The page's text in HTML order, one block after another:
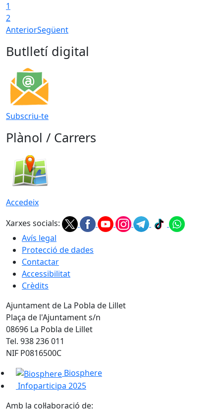
1
2
AnteriorSegüent
Butlletí digital
Subscriu-te
Plànol / Carrers
Accedeix
Xarxes socials:
Avís legal
Protecció de dades
Contactar
Accessibilitat
Crèdits
Ajuntament de La Pobla de Lillet
Plaça de l'Ajuntament s/n
08696 La Pobla de Lillet
Tel. 938 236 011
NIF P0816500C
Biosphere
Infoparticipa 2025
Amb la col·laboració de: